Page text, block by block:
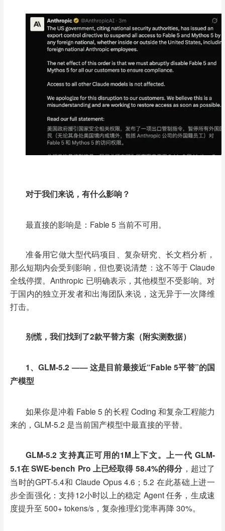
对于我们来说，有什么影响？
最直接的影响是： Fable 5 当前不可用。
准备用它做大型代码项目、复杂研究、长文档分析，
那么短期内会受到影响，但也要说清楚：这不等于Claude
全线停摆。Anthropic 已明确表示，其他模型不受影响。对
于国内的独立开发者和出海团队来说，这无异于一次降维
打击。
别慌，我们找到了2款平替方案（附实测数据）
1、GLM-5.2 —— 这是目前最接近“Fable 5平替”的国
产模型
如果你是冲着 Fable 5 的长程 Coding 和复杂工程能力
来的，GLM-5.2 是当前国产模型中最直接的平替。
GLM-5.2 支持真正可用的1M上下文。上一代 GLM-
5.1在 SWE-bench Pro 上已经取得 58.4%的得分 ，超过了
当时的GPT-5.4和 Claude Opus 4.6；5.2 在此基础上进一
步全面强化：支持12小时以上的稳定 Agent 任务，生成速
度提升至 500+ tokens/s，复杂推理幻觉率再降 30%。